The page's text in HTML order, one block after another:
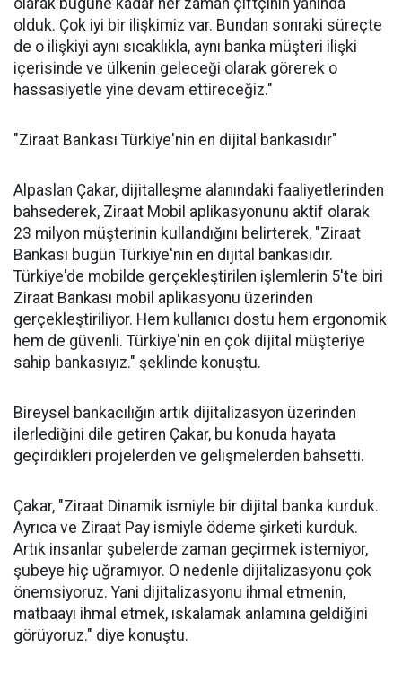
olarak bugüne kadar her zaman çiftçinin yanında
olduk. Çok iyi bir ilişkimiz var. Bundan sonraki süreçte
de o ilişkiyi aynı sıcaklıkla, aynı banka müşteri ilişki
içerisinde ve ülkenin geleceği olarak görerek o
hassasiyetle yine devam ettireceğiz."
"Ziraat Bankası Türkiye'nin en dijital bankasıdır"
Alpaslan Çakar, dijitalleşme alanındaki faaliyetlerinden
bahsederek, Ziraat Mobil aplikasyonunu aktif olarak
23 milyon müşterinin kullandığını belirterek, "Ziraat
Bankası bugün Türkiye'nin en dijital bankasıdır.
Türkiye'de mobilde gerçekleştirilen işlemlerin 5'te biri
Ziraat Bankası mobil aplikasyonu üzerinden
gerçekleştiriliyor. Hem kullanıcı dostu hem ergonomik
hem de güvenli. Türkiye'nin en çok dijital müşteriye
sahip bankasıyız." şeklinde konuştu.
Bireysel bankacılığın artık dijitalizasyon üzerinden
ilerlediğini dile getiren Çakar, bu konuda hayata
geçirdikleri projelerden ve gelişmelerden bahsetti.
Çakar, "Ziraat Dinamik ismiyle bir dijital banka kurduk.
Ayrıca ve Ziraat Pay ismiyle ödeme şirketi kurduk.
Artık insanlar şubelerde zaman geçirmek istemiyor,
şubeye hiç uğramıyor. O nedenle dijitalizasyonu çok
önemsiyoruz. Yani dijitalizasyonu ihmal etmenin,
matbaayı ihmal etmek, ıskalamak anlamına geldiğini
görüyoruz." diye konuştu.